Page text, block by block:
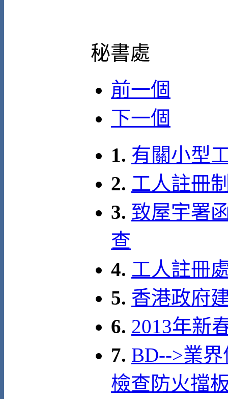
秘書處
前一個
下一個
1. 有關小型
2. 工人註冊
3. 致屋宇署
查
4. 工人註冊
5. 香港政府
6. 2013年新
7. BD-->業
檢查防火擋